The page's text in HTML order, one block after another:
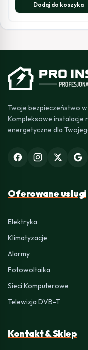
Dodaj do koszyka
Twoje bezpieczeństwo
Kompleksowe instalacje
energetyczne dla
Oferowane usługi
Elektryka
Klimatyzacje
Alarmy
Fotowoltaika
Sieci Komputerowe
Telewizja DVB-T
Kontakt & Sklep